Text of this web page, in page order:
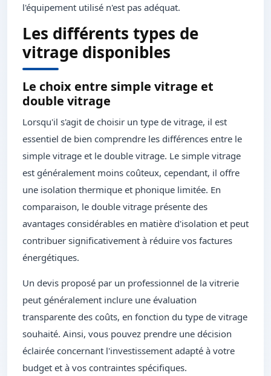
l'équipement utilisé n'est pas adéquat.
Les différents types de
vitrage disponibles
Le choix entre simple vitrage et
double vitrage
Lorsqu'il s'agit de choisir un type de vitrage, il est
essentiel de bien comprendre les différences entre le
simple vitrage et le double vitrage. Le simple vitrage
est généralement moins coûteux, cependant, il offre
une isolation thermique et phonique limitée. En
comparaison, le double vitrage présente des
avantages considérables en matière d'isolation et peut
contribuer significativement à réduire vos factures
énergétiques.
Un devis proposé par un professionnel de la vitrerie
peut généralement inclure une évaluation
transparente des coûts, en fonction du type de vitrage
souhaité. Ainsi, vous pouvez prendre une décision
éclairée concernant l'investissement adapté à votre
budget et à vos contraintes spécifiques.